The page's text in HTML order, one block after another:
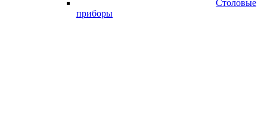
Столовые
приборы